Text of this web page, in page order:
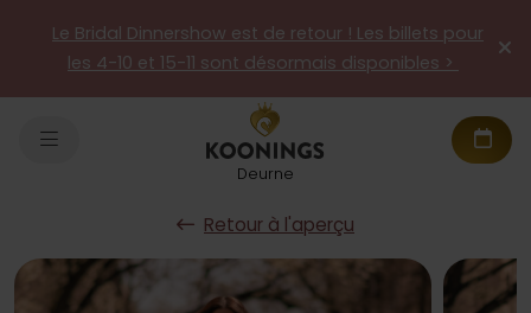
Le Bridal Dinnershow est de retour ! Les billets pour
les 4-10 et 15-11 sont désormais disponibles >
Deurne
Retour à l'aperçu